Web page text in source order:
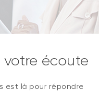
votre écoute
est là pour répondre